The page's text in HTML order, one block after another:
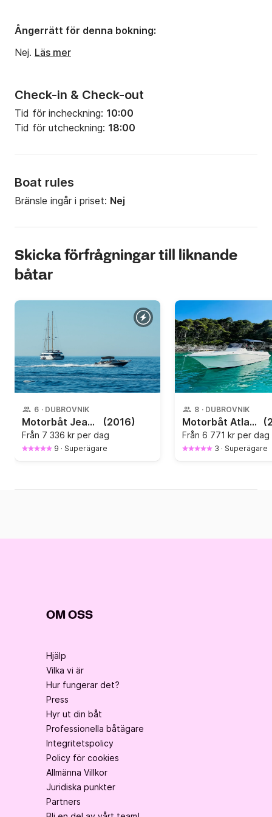
Check-in & Check-out
Tid för incheckning: 10:00
Tid för utcheckning: 18:00
Boat rules
Bränsle ingår i priset: Nej
Ångerrätt för denna bokning:
Nej. Läs mer
Skicka förfrågningar till liknande
båtar
6 · DUBROVNIK
Motorbåt Jeanneau Cap Camarat 7.5 wa 250hk (2016)
Från 7 336 kr per dag
9 · Superägare
8 · DUBROVNIK
Motorbåt Atlantic 750 Open (2023) 250hk
Från 6 771 kr per dag
3 · Superägare
OM OSS
Hjälp
Vilka vi är
Hur fungerar det?
Press
Hyr ut din båt
Professionella båtägare
Integritetspolicy
Policy för cookies
Allmänna Villkor
Juridiska punkter
Partners